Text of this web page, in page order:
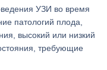
УЗИ во время
патологий плода,
высокий или низкий
требующие